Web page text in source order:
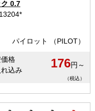
ク 0.7
パイロット （PILOT）
格
込み
176円～
（税込）